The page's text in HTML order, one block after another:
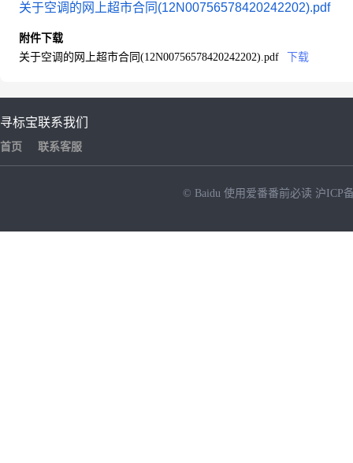
关于空调的网上超市合同(12N00756578420242202).pdf
附件下载
关于空调的网上超市合同(12N00756578420242202).pdf
下载
寻标宝
首页
联系我们
联系客服
© Baidu 使用爱番番前必读 沪ICP